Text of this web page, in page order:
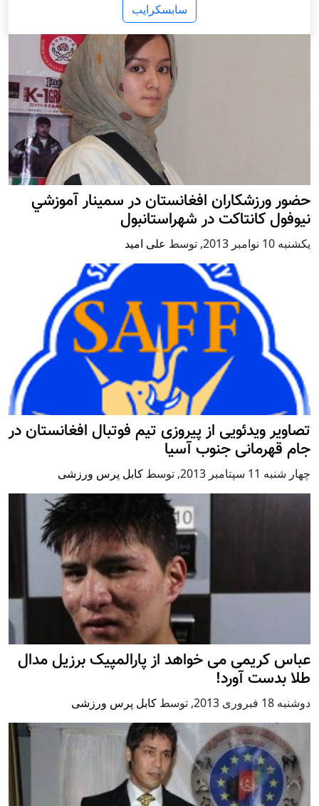
سابسکرایب
حضور ورزشکاران افغانستان در سمينار آموزشي
نيوفول كانتاكت در شهراستانبول
يكشنبه 10 نوامبر 2013 , توسط علی امید
تصاویر ویدئویی از پیروزی تیم فوتبال افغانستان در
جام قهرمانی جنوب آسیا
چهار شنبه 11 سپتامبر 2013 , توسط کابل پرس ورزشی
عباس کریمی می خواهد از پارالمپیک برزیل مدال
طلا بدست آورد!
دوشنبه 18 فبروری 2013 , توسط کابل پرس ورزشی